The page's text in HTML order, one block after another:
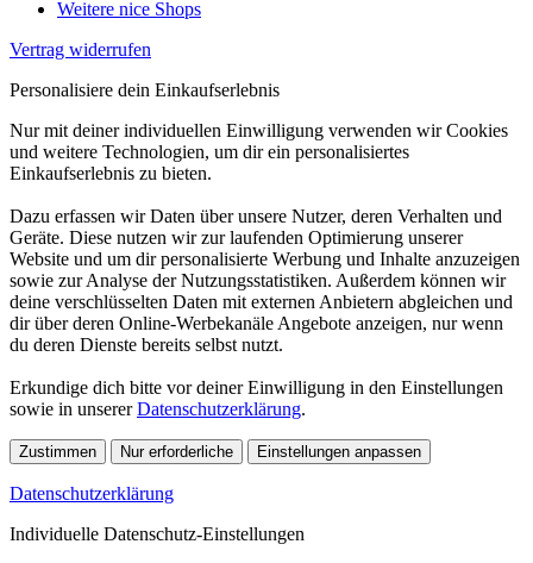
Weitere nice Shops
Vertrag widerrufen
Personalisiere dein Einkaufserlebnis
Nur mit deiner individuellen Einwilligung verwenden wir Cookies
und weitere Technologien, um dir ein personalisiertes
Einkaufserlebnis zu bieten.
Dazu erfassen wir Daten über unsere Nutzer, deren Verhalten und
Geräte. Diese nutzen wir zur laufenden Optimierung unserer
Website und um dir personalisierte Werbung und Inhalte anzuzeigen
sowie zur Analyse der Nutzungsstatistiken. Außerdem können wir
deine verschlüsselten Daten mit externen Anbietern abgleichen und
dir über deren Online-Werbekanäle Angebote anzeigen, nur wenn
du deren Dienste bereits selbst nutzt.
Erkundige dich bitte vor deiner Einwilligung in den Einstellungen
sowie in unsererDatenschutzerklärung.
Zustimmen Nur erforderliche Einstellungen anpassen
Datenschutzerklärung
Individuelle Datenschutz-Einstellungen